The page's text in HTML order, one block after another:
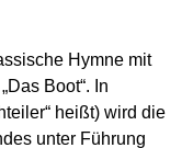
Hymne mit
Boot“. In
heißt) wird die
unter Führung